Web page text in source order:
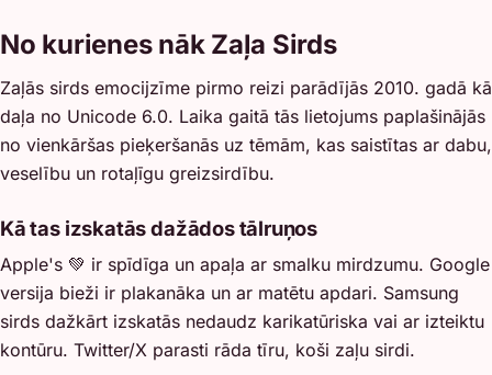
No kurienes nāk Zaļa Sirds
Zaļās sirds emocijzīme pirmo reizi parādījās 2010. gadā kā
daļa no Unicode 6.0. Laika gaitā tās lietojums paplašinājās
no vienkāršas pieķeršanās uz tēmām, kas saistītas ar dabu,
veselību un rotaļīgu greizsirdību.
Kā tas izskatās dažādos tālruņos
Apple's 💚 ir spīdīga un apaļa ar smalku mirdzumu. Google
versija bieži ir plakanāka un ar matētu apdari. Samsung
sirds dažkārt izskatās nedaudz karikatūriska vai ar izteiktu
kontūru. Twitter/X parasti rāda tīru, koši zaļu sirdi.